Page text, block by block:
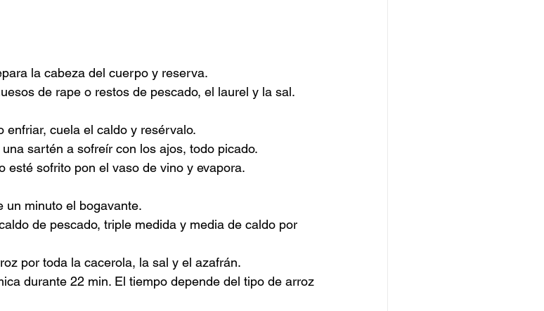
la cabeza del cuerpo y reserva.
de rape o restos de pescado, el laurel y la sal.
enfriar, cuela el caldo y resérvalo.
sartén a sofreír con los ajos, todo picado.
esté sofrito pon el vaso de vino y evapora.
un minuto el bogavante.
de pescado, triple medida y media de caldo por
por toda la cacerola, la sal y el azafrán.
durante 22 min. El tiempo depende del tipo de arroz